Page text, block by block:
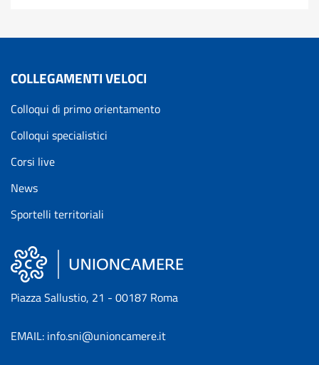
COLLEGAMENTI VELOCI
Colloqui di primo orientamento
Colloqui specialistici
Corsi live
News
Sportelli territoriali
Piazza Sallustio, 21 - 00187 Roma
EMAIL: info.sni@unioncamere.it